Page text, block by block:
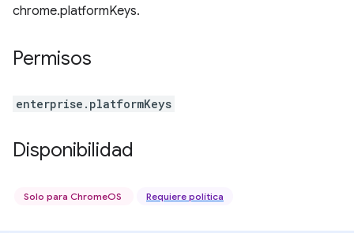
chrome.platformKeys.
Permisos
enterprise.platformKeys
Disponibilidad
Solo para ChromeOS Requiere política